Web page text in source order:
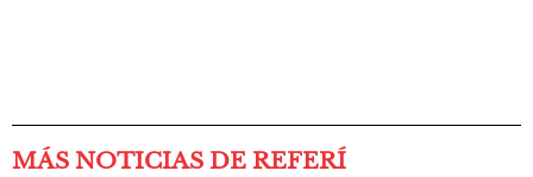
MÁS NOTICIAS DE REFERÍ